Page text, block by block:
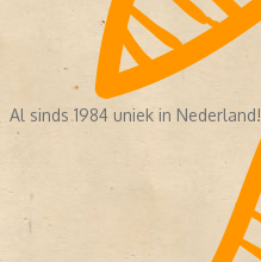
Al sinds 1984 uniek in Nederland!